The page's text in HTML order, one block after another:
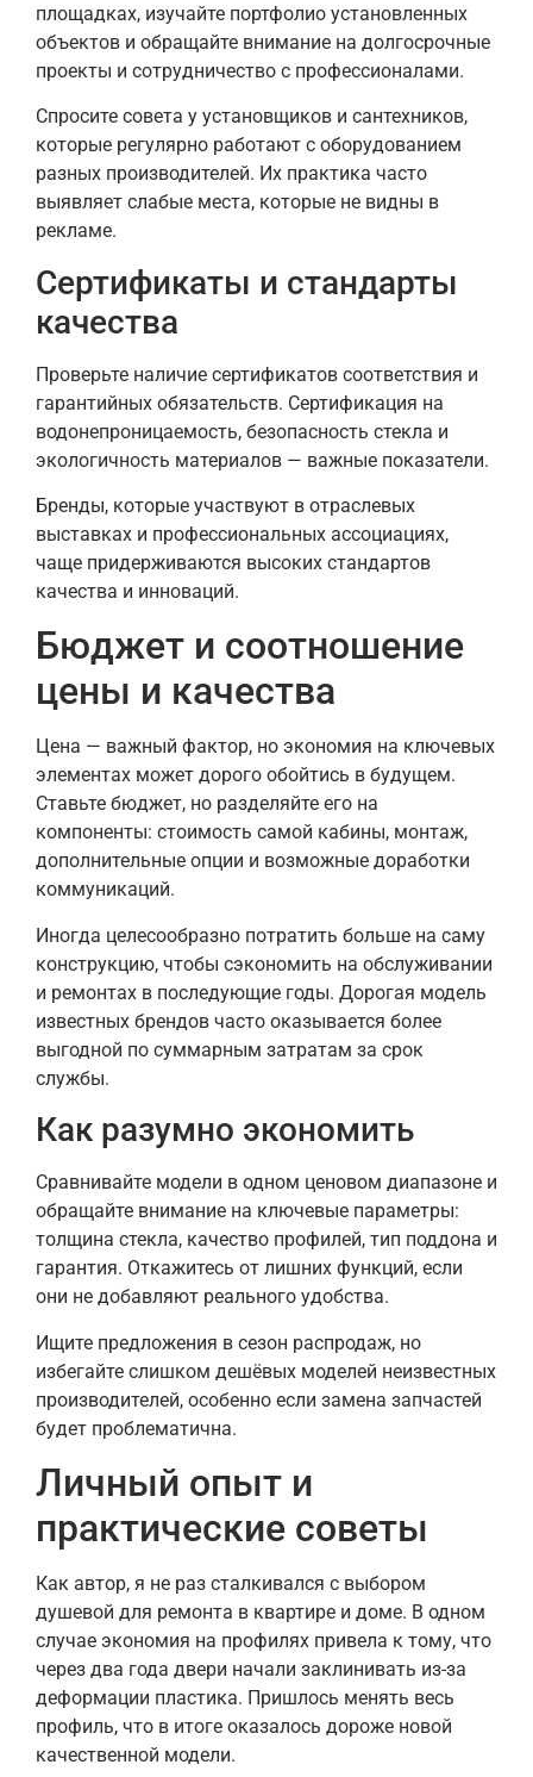
площадках, изучайте портфолио установленных
объектов и обращайте внимание на долгосрочные
проекты и сотрудничество с профессионалами.
Спросите совета у установщиков и сантехников,
которые регулярно работают с оборудованием
разных производителей. Их практика часто
выявляет слабые места, которые не видны в
рекламе.
Сертификаты и стандарты
качества
Проверьте наличие сертификатов соответствия и
гарантийных обязательств. Сертификация на
водонепроницаемость, безопасность стекла и
экологичность материалов — важные показатели.
Бренды, которые участвуют в отраслевых
выставках и профессиональных ассоциациях,
чаще придерживаются высоких стандартов
качества и инноваций.
Бюджет и соотношение
цены и качества
Цена — важный фактор, но экономия на ключевых
элементах может дорого обойтись в будущем.
Ставьте бюджет, но разделяйте его на
компоненты: стоимость самой кабины, монтаж,
дополнительные опции и возможные доработки
коммуникаций.
Иногда целесообразно потратить больше на саму
конструкцию, чтобы сэкономить на обслуживании
и ремонтах в последующие годы. Дорогая модель
известных брендов часто оказывается более
выгодной по суммарным затратам за срок
службы.
Как разумно экономить
Сравнивайте модели в одном ценовом диапазоне и
обращайте внимание на ключевые параметры:
толщина стекла, качество профилей, тип поддона и
гарантия. Откажитесь от лишних функций, если
они не добавляют реального удобства.
Ищите предложения в сезон распродаж, но
избегайте слишком дешёвых моделей неизвестных
производителей, особенно если замена запчастей
будет проблематична.
Личный опыт и
практические советы
Как автор, я не раз сталкивался с выбором
душевой для ремонта в квартире и доме. В одном
случае экономия на профилях привела к тому, что
через два года двери начали заклинивать из-за
деформации пластика. Пришлось менять весь
профиль, что в итоге оказалось дороже новой
качественной модели.